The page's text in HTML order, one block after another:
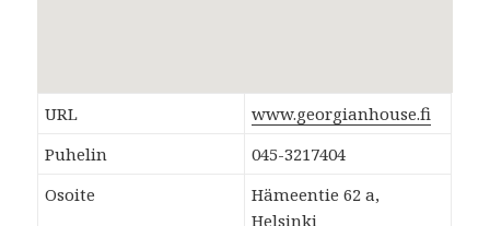
URL
www.georgianhouse.fi
Puhelin
045-3217404
Osoite
Hämeentie 62 a,
Helsinki